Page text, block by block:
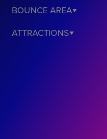
BOUNCE AREA
ATTRACTIONS